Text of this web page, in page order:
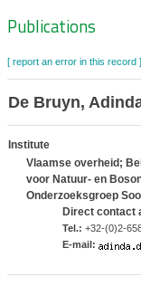
Zoeknavigatie
Publications
[ report an error in this record ]
De Bruyn,
Institute
Vlaamse overheid;
voor Natuur- en
Onderzoeksgroep
Direct contact
Tel.: +32-(0)2-
E-mail: